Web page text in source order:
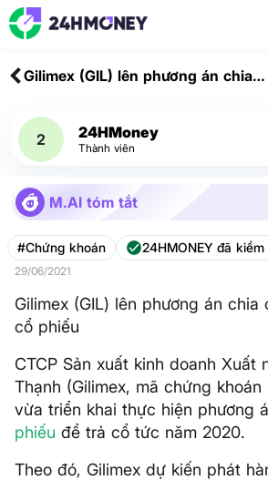
Gilimex (GIL) lên phương án chia
2 24HMoney
Thành viên
M.AI tóm tắt
#Chứng khoán 24HMONEY đã
29/06/2021
Gilimex (GIL) lên phương án
cổ phiếu
CTCP Sản xuất kinh doanh Xuất
Thạnh (Gilimex, mã chứng khoán
vừa triển khai thực hiện phương
phiếu để trả cổ tức năm 2020.
Theo đó, Gilimex dự kiến phát